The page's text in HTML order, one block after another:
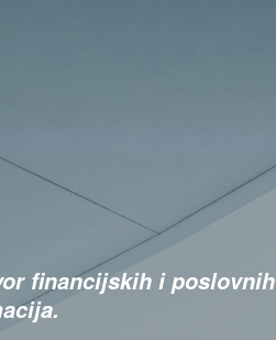
financijskih i poslovnih